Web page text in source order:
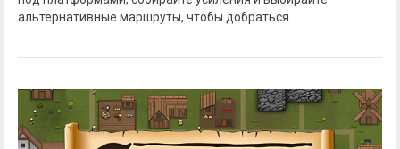
альтернативные маршруты, чтобы добраться